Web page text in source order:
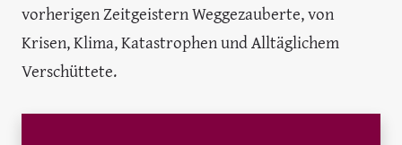
vorherigen Zeitgeistern Weggezauberte, von
Krisen, Klima, Katastrophen und Alltäglichem
Verschüttete.